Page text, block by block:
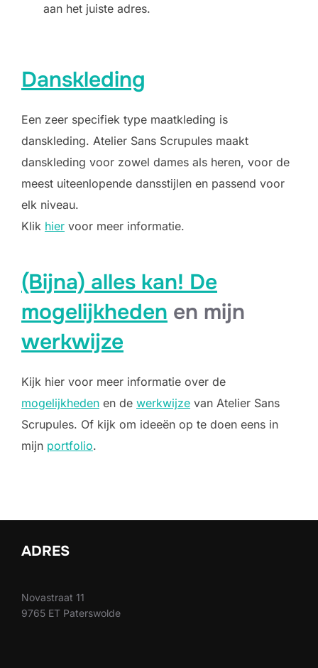
aan het juiste adres.
Danskleding
Een zeer specifiek type maatkleding is
danskleding. Atelier Sans Scrupules maakt
danskleding voor zowel dames als heren, voor de
meest uiteenlopende dansstijlen en passend voor
elk niveau.
Klik hier voor meer informatie.
(Bijna) alles kan! De
mogelijkheden en mijn
werkwijze
Kijk hier voor meer informatie over de
mogelijkheden en de werkwijze van Atelier Sans
Scrupules. Of kijk om ideeën op te doen eens in
mijn portfolio.
ADRES
Novastraat 11
9765 ET Paterswolde